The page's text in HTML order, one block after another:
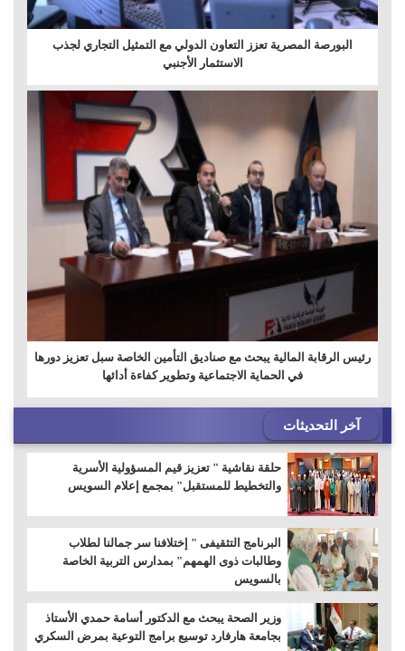
البورصة المصرية تعزز التعاون الدولي مع التمثيل التجاري لجذب
الاستثمار الأجنبي
رئيس الرقابة المالية يبحث مع صناديق التأمين الخاصة سبل تعزيز دورها
في الحماية الاجتماعية وتطوير كفاءة أدائها
آخر التحديثات
حلقة نقاشية " تعزيز قيم المسؤولية الأسرية
والتخطيط للمستقبل" بمجمع إعلام السويس
البرنامج التثقيفى " إختلافنا سر جمالنا لطلاب
وطالبات ذوى الهمهم" بمدارس التربية الخاصة
بالسويس
وزير الصحة يبحث مع الدكتور أسامة حمدي الأستاذ
بجامعة هارفارد توسيع برامج التوعية بمرض السكري